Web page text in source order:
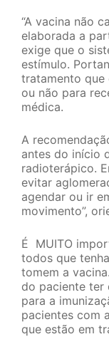
“A vacina não
elaborada a
exige que o
estímulo.
tratamento que
ou não para
médica.
A
antes do início
radioterápico.
evitar
agendar ou ir
movimento”,
É MUITO
todos que
tomem a
do paciente ter
para a
pacientes com
que estão em